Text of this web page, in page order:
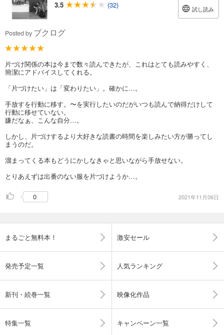
3.5 (32) 試し読み
Posted by ブクログ
片づけ関係の本は今まで数々読んできたが、これはとても読みやすく、
簡潔にアドバイスしてくれる。
「片づけたい」は「変わりたい」。確かに…。
手放すを行動に移す。〜を実行したいのだがいつも読んで納得だけして
行動に移せていない。
嫌だなぁ、こんな自分…。
しかし、片づけするより大好きな読書の時間を楽しみたい方が勝ってし
まうのだ。
溜まってくる本もどうにかしなきゃと思いながら手放せない。
とりあえずは出番のない服を片づけようか…。
0 2021年11月06日
まるごと無料本！ 激安セール
発売予定一覧 人気ランキング
新刊・続巻一覧 映像化作品
特集一覧 キャンペーン一覧